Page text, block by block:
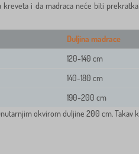
i da madraca neće biti
Duljina madrace
120-140 cm
140-180 cm
190-200 cm
okvirom duljine 200 cm. Takav